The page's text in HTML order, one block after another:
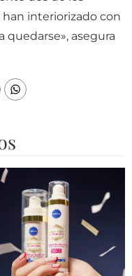
interiorizado con
quedarse», asegura